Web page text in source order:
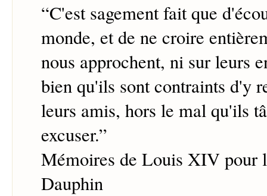
“C'est sagement fait que
monde, et de ne croire
nous approchent, ni sur leurs
bien qu'ils sont contraints d'y
leurs amis, hors le mal qu'ils
excuser.”
Mémoires de Louis XIV pour
Dauphin